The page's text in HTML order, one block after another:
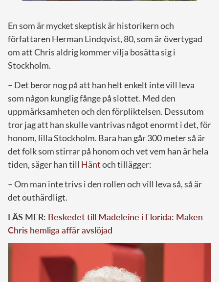
En som är mycket skeptisk är historikern och
författaren Herman Lindqvist, 80, som är övertygad
om att Chris aldrig kommer vilja bosätta sig i
Stockholm.
– Det beror nog på att han helt enkelt inte vill leva
som någon kunglig fånge på slottet. Med den
uppmärksamheten och den förpliktelsen. Dessutom
tror jag att han skulle vantrivas något enormt i det, för
honom, lilla Stockholm. Bara han går 300 meter så är
det folk som stirrar på honom och vet vem han är hela
tiden, säger han till Häntoch tillägger:
– Om man inte trivs i den rollen och vill leva så, så är
det outhärdligt.
LÄS MER: Beskedet till Madeleine i Florida: Maken
Chris hemliga affär avslöjad